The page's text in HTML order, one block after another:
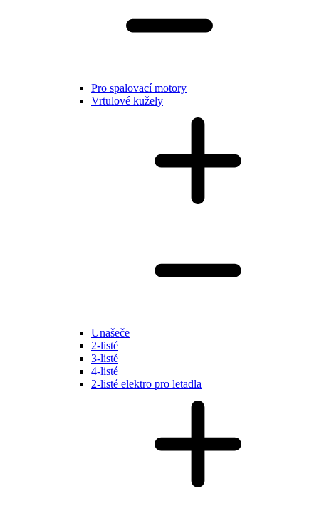
Pro spalovací motory
Vrtulové kužely
Unašeče
2-listé
3-listé
4-listé
2-listé elektro pro letadla